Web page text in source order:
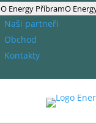
O Energy PříbramO
Naši partneři
Obchod
Kontakty